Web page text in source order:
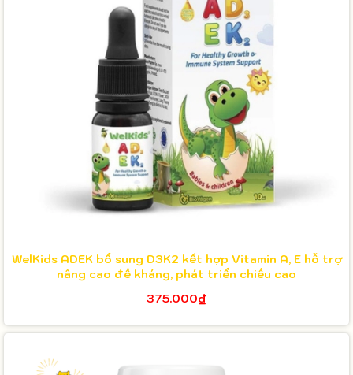
WelKids ADEK bổ sung D3K2 kết hợp Vitamin A, E hỗ trợ
nâng cao đề kháng, phát triển chiều cao
375.000₫